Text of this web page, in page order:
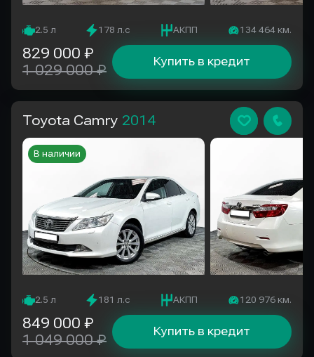
2.5 л 178 л.с АКПП 134 464 км.
Купить в кредит
829 000 ₽
1 029 000 ₽
Toyota Camry 2014
2.5 л 181 л.с АКПП 120 976 км.
В наличии
Купить в кредит
849 000 ₽
1 049 000 ₽